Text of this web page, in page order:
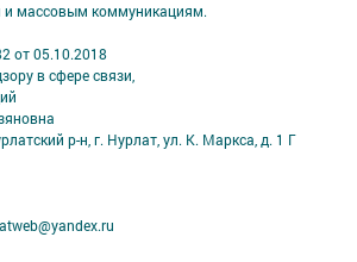
и массовым коммуникациям.
от 05.10.2018
в сфере связи,
р-н, г. Нурлат, ул. К. Маркса, д. 1 Г